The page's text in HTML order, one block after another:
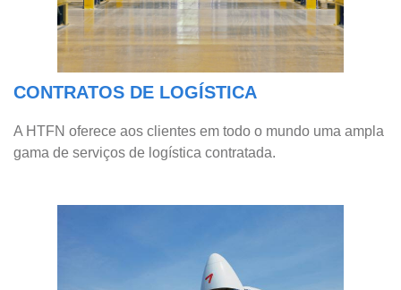
CONTRATOS DE LOGÍSTICA
A HTFN oferece aos clientes em todo o mundo uma ampla
gama de serviços de logística contratada.